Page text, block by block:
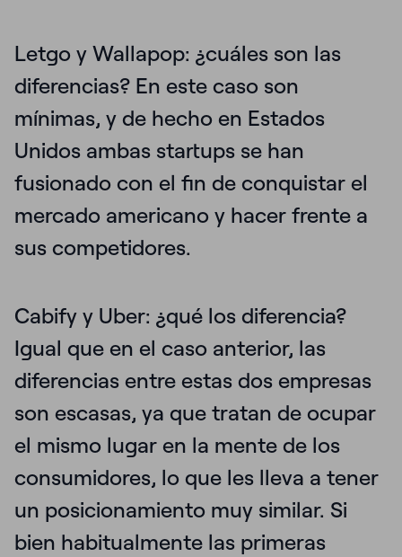
Letgo y Wallapop: ¿cuáles son las
diferencias? En este caso son
mínimas, y de hecho en Estados
Unidos ambas startups se han
fusionado con el fin de conquistar el
mercado americano y hacer frente a
sus competidores.
Cabify y Uber: ¿qué los diferencia?
Igual que en el caso anterior, las
diferencias entre estas dos empresas
son escasas, ya que tratan de ocupar
el mismo lugar en la mente de los
consumidores, lo que les lleva a tener
un posicionamiento muy similar. Si
bien habitualmente las primeras